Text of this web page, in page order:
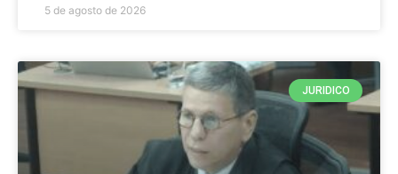
5 de agosto de 2026
JURIDICO